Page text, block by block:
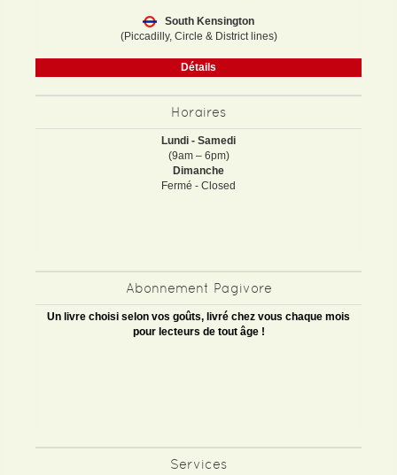
South Kensington
(Piccadilly, Circle & District lines)
Détails
Horaires
Lundi - Samedi
(9am – 6pm)
Dimanche
Fermé - Closed
Abonnement Pagivore
Un livre choisi selon vos goûts, livré chez vous chaque mois
pour lecteurs de tout âge !
Services